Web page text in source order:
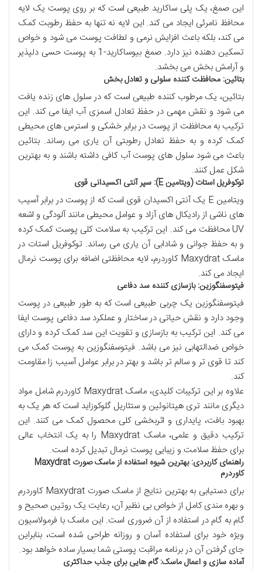
این صمغ، یک پلی ساکارید طبیعی است که بر روی پوست یک لایه
محافظ نامرئی ایجاد می کند. این لایه نه تنها به حفظ رطوبت کمک
می کند، بلکه باعث افزایش نرمی و لطافت پوست می شود و خواص
تسکین دهنده نیز دارد. صمغ بیوساکارید-1 به پوست حسی دلپذیر
و آرامش بخش می بخشد.
بتائین: محافظت کننده سلولی و تعادل بخش
بتائین، یک مرطوب کننده طبیعی است که در سلول های زنده یافت
می شود و نقش مهمی در حفظ تعادل اسمزی آب ایفا می کند. این
ترکیب به محافظت از پوست در برابر خشکی و استرس های محیطی
کمک کرده و به حفظ تعادل رطوبتی آن یاری می رساند. بتائین
باعث می شود سلول های پوست آب کافی داشته باشند و به بهترین
شکل عمل کنند.
توکوفریل استات (ویتامین E): سپر آنتی اکسیدانی قوی
ویتامین E یک آنتی اکسیدان قوی است که از پوست در برابر آسیب
های ناشی از رادیکال های آزاد و عوامل محیطی مانند آلودگی و اشعه
UV محافظت می کند. این ترکیب به سلامت کلی پوست کمک کرده
و به حفظ جوانی و شادابی آن یاری می رساند. توکوفریل استات در
ماسک Maxydrat کاوردرم، لایه محافظتی اضافه برای پوست نرمال
ایجاد می کند.
فیتوسفنگوزین: بازسازی کننده سد دفاعی
فیتوسفنگوزین یک چربی طبیعی است که به طور طبیعی در پوست
وجود دارد و نقش حیاتی در ساختار و عملکرد سد دفاعی پوست ایفا
می کند. این ترکیب به بازسازی و تقویت این سد کمک کرده و دارای
خواص ضدالتهابی نیز می باشد. فیتوسفنگوزین به پوست کمک می
کند تا قوی تر و سالم تر باشد و بهتر در برابر عوامل آسیب زا مقاومت
کند.
علاوه بر این ترکیبات کلیدی، ماسک Maxydrat کاوردرم شامل مواد
دیگری مانند تری هپتانوئین و ستئاریل گلوکوزاید است که هر یک به
بهبود بافت، پایداری و اثربخشی کلی محصول کمک می کنند. این
ترکیب دقیق و علمی، ماسک Maxydrat را به یک انتخاب عالی
برای حفظ سلامت و زیبایی پوست نرمال تبدیل کرده است.
راهنمای کاربردی: بهترین شیوه استفاده از ماسک صورت Maxydrat
کاوردرم
برای دستیابی به بهترین نتایج از ماسک صورت Maxydrat کاوردرم
و بهره مندی کامل از خواص بی نظیر آن، رعایت یک روتین صحیح و
گام به گام در استفاده از آن ضروری است. این ماسک با فرمولاسیون
ویژه خود برای استفاده آسان و روزانه طراحی شده است، بنابراین
جای گرفتن آن در برنامه مراقبت پوستی شما بسیار ساده خواهد بود.
آماده سازی و اعمال ماسک: گام هایی برای جذب حداکثری